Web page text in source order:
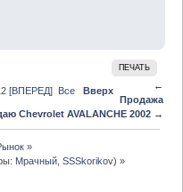
ПЕЧАТЬ
[ВПЕРЕД] Все Вверх
←
Продажа
Chevrolet AVALANCHE 2002 →
»
Мрачный ,SSSkorikov) »